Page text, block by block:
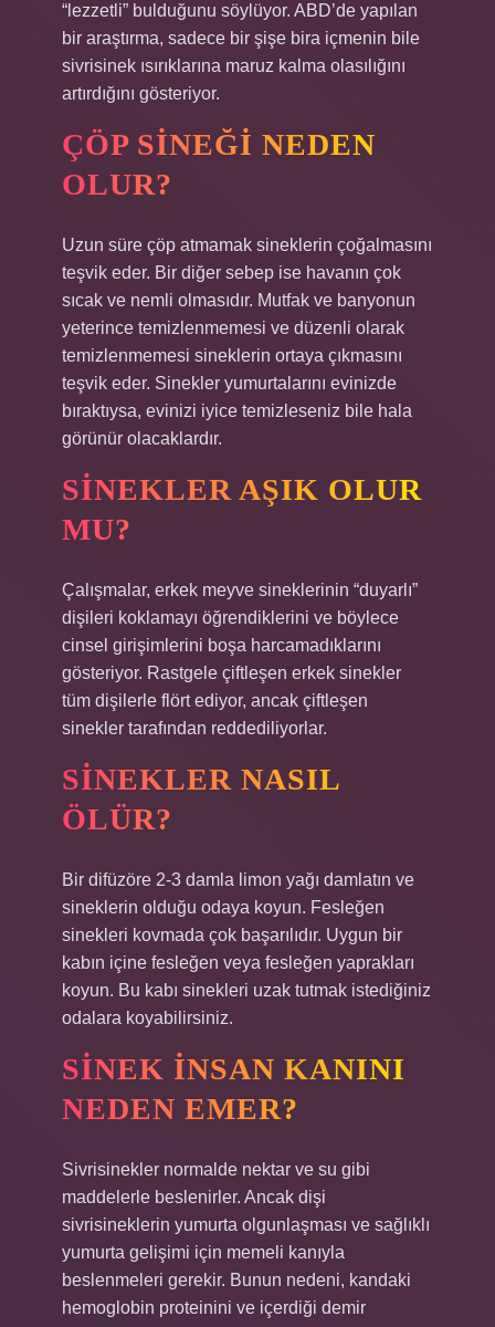
“lezzetli” bulduğunu söylüyor. ABD’de yapılan
bir araştırma, sadece bir şişe bira içmenin bile
sivrisinek ısırıklarına maruz kalma olasılığını
artırdığını gösteriyor.
ÇÖP SINEĞI NEDEN
OLUR?
Uzun süre çöp atmamak sineklerin çoğalmasını
teşvik eder. Bir diğer sebep ise havanın çok
sıcak ve nemli olmasıdır. Mutfak ve banyonun
yeterince temizlenmemesi ve düzenli olarak
temizlenmemesi sineklerin ortaya çıkmasını
teşvik eder. Sinekler yumurtalarını evinizde
bıraktıysa, evinizi iyice temizleseniz bile hala
görünür olacaklardır.
SINEKLER AŞIK OLUR
MU?
Çalışmalar, erkek meyve sineklerinin “duyarlı”
dişileri koklamayı öğrendiklerini ve böylece
cinsel girişimlerini boşa harcamadıklarını
gösteriyor. Rastgele çiftleşen erkek sinekler
tüm dişilerle flört ediyor, ancak çiftleşen
sinekler tarafından reddediliyorlar.
SINEKLER NASIL
ÖLÜR?
Bir difüzöre 2-3 damla limon yağı damlatın ve
sineklerin olduğu odaya koyun. Fesleğen
sinekleri kovmada çok başarılıdır. Uygun bir
kabın içine fesleğen veya fesleğen yaprakları
koyun. Bu kabı sinekleri uzak tutmak istediğiniz
odalara koyabilirsiniz.
SINEK INSAN KANINI
NEDEN EMER?
Sivrisinekler normalde nektar ve su gibi
maddelerle beslenirler. Ancak dişi
sivrisineklerin yumurta olgunlaşması ve sağlıklı
yumurta gelişimi için memeli kanıyla
beslenmeleri gerekir. Bunun nedeni, kandaki
hemoglobin proteinini ve içerdiği demir